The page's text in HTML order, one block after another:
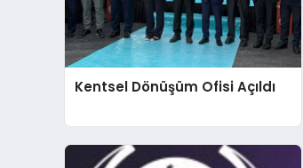
Kentsel Dönüşüm Ofisi Açıldı